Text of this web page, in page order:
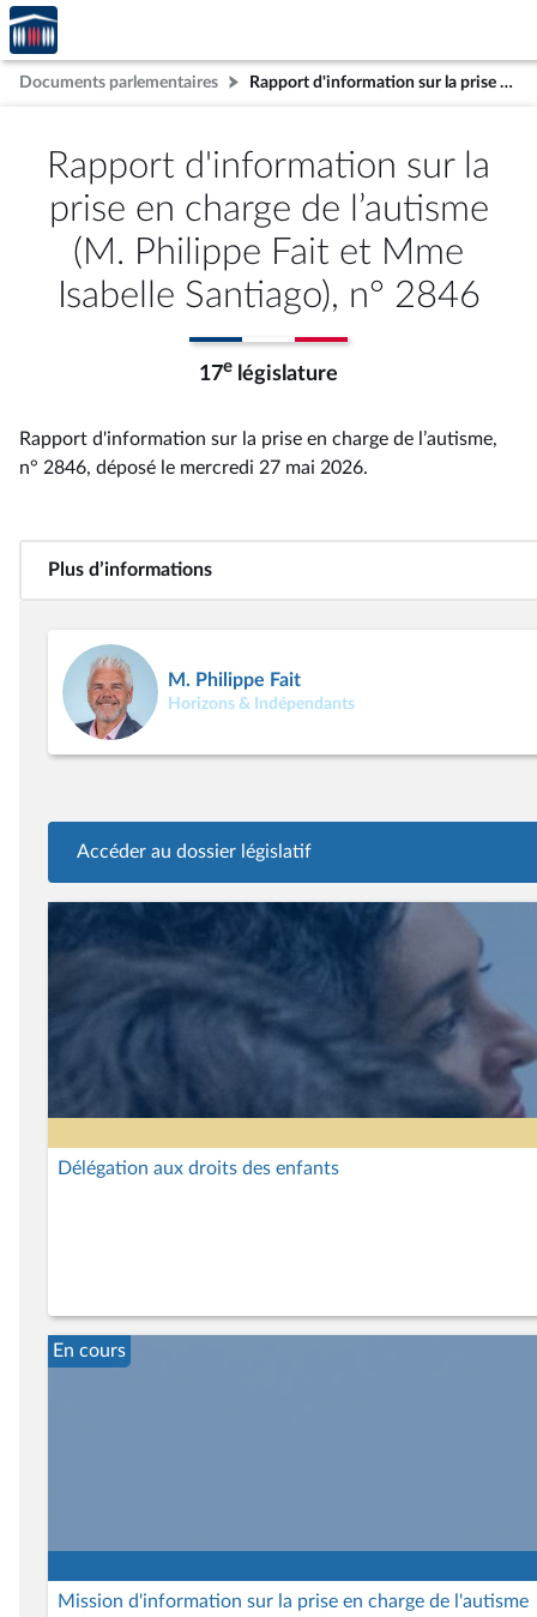
Aller au contenu
Aller en bas de la page
Accèder
à la
page
d'accueil
Documents parlementaires Rapport d'information sur la prise en charge de l’autisme (M. Philippe Fait et Mme Isabelle Santiago), n° 2846
Rapport d'information sur la
prise en charge de l’autisme
(M. Philippe Fait et Mme
Isabelle Santiago), n° 2846
17e législature
Rapport d'information sur la prise en charge de l’autisme,
n° 2846, déposé le mercredi 27 mai 2026.
Plus d’informations
M. Philippe Fait
Horizons & Indépendants
Accéder au dossier législatif
Délégation aux droits des enfants
Mission d'information sur la prise en charge de l'autisme
En cours